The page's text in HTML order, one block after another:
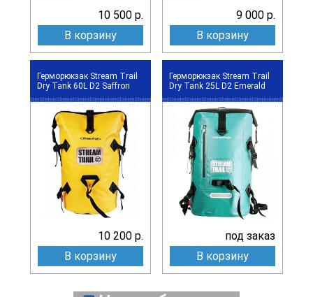
10 500 р.
В корзину
9 000 р.
В корзину
Герморюкзак Stream Trail
Dry Tank 60L D2 Saffron
10 200 р.
В корзину
Герморюкзак Stream Trail
Dry Tank 25L D2 Emerald
под заказ
В корзину